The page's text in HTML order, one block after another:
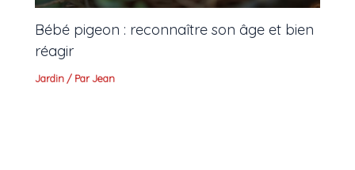
Bébé pigeon : reconnaître son âge et bien
réagir
Jardin / ParJean